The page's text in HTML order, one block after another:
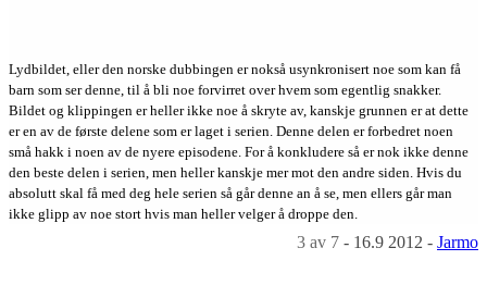
Lydbildet, eller den norske dubbingen er nokså usynkronisert noe som kan få
barn som ser denne, til å bli noe forvirret over hvem som egentlig snakker.
Bildet og klippingen er heller ikke noe å skryte av, kanskje grunnen er at dette
er en av de første delene som er laget i serien. Denne delen er forbedret noen
små hakk i noen av de nyere episodene. For å konkludere så er nok ikke denne
den beste delen i serien, men heller kanskje mer mot den andre siden. Hvis du
absolutt skal få med deg hele serien så går denne an å se, men ellers går man
ikke glipp av noe stort hvis man heller velger å droppe den.
3 av 7 - 16.9 2012 - Jarmo